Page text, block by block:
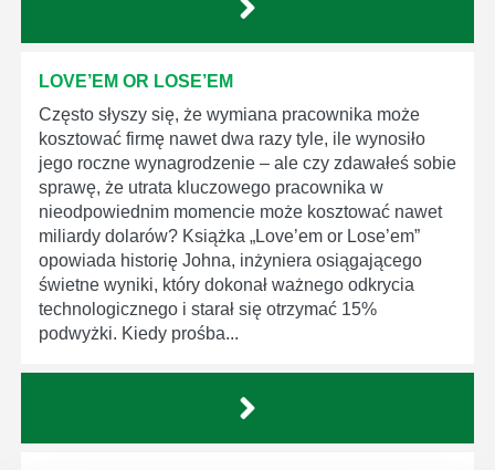
LOVE’EM OR LOSE’EM
Często słyszy się, że wymiana pracownika może
kosztować firmę nawet dwa razy tyle, ile wynosiło
jego roczne wynagrodzenie – ale czy zdawałeś sobie
sprawę, że utrata kluczowego pracownika w
nieodpowiednim momencie może kosztować nawet
miliardy dolarów? Książka „Love’em or Lose’em”
opowiada historię Johna, inżyniera osiągającego
świetne wyniki, który dokonał ważnego odkrycia
technologicznego i starał się otrzymać 15%
podwyżki. Kiedy prośba...